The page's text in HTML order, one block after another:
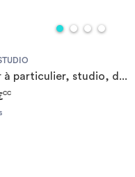
à particulier, studio, d...
CC